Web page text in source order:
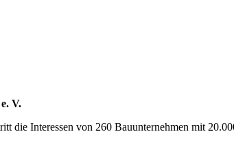
V.
die Interessen von 260 Bauunternehmen mit